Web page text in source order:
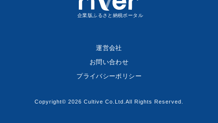
企業版ふるさと納税ポータル
運営会社
お問い合わせ
プライバシーポリシー
Copyright© 2026 Cultive Co.Ltd.All Rights Reserved.